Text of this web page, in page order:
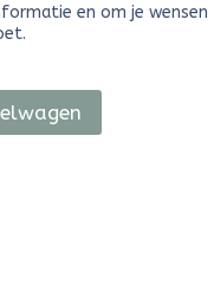
en om je wensen